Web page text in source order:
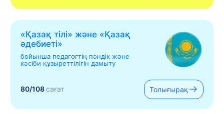
«Қазақ тілі» жəне «Қазақ
əдебиеті»
бойынша педагогтің пәндік және
кәсіби құзыреттілігін дамыту
80/108сағат Толығырақ